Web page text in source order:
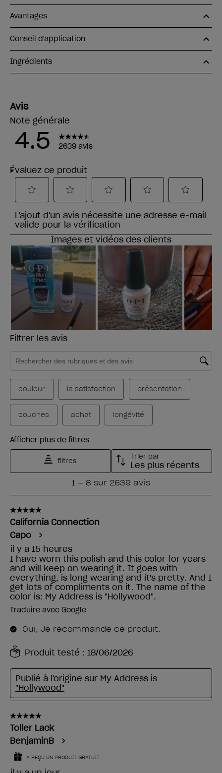
Avantages
Conseil d'application
Ingrédients